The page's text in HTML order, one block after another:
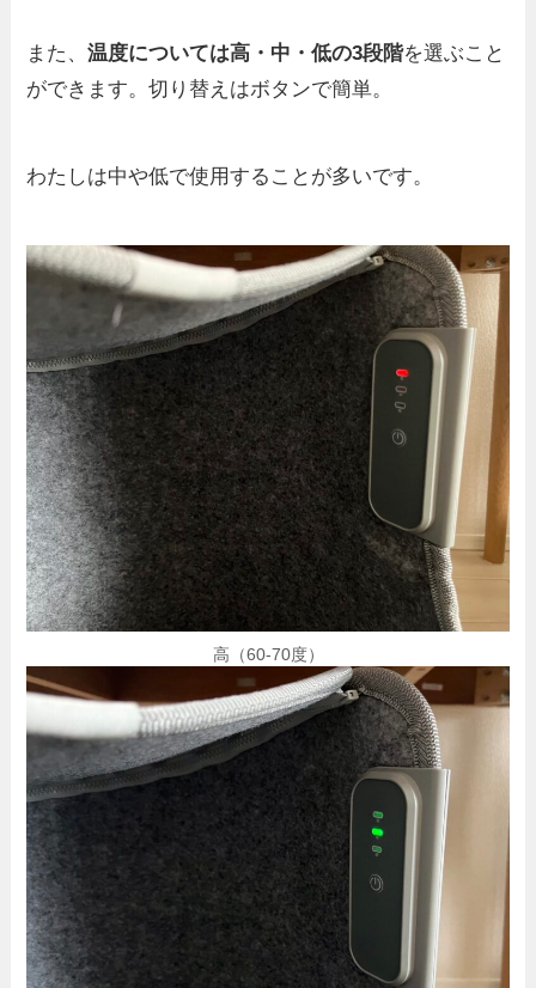
また、温度については高・中・低の3段階を選ぶこと
ができます。切り替えはボタンで簡単。
わたしは中や低で使用することが多いです。
高（60-70度）